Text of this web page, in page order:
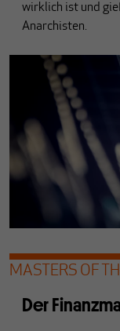
wirklich ist und
Anarchisten.
MASTERS OF
Der